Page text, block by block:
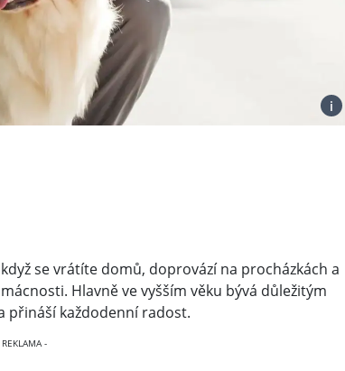
i
se vrátíte domů, doprovází na procházkách a
Hlavně ve vyšším věku bývá důležitým
přináší každodenní radost.